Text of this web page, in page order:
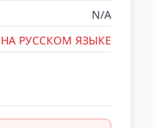
N/A
РУССКОМ ЯЗЫКЕ